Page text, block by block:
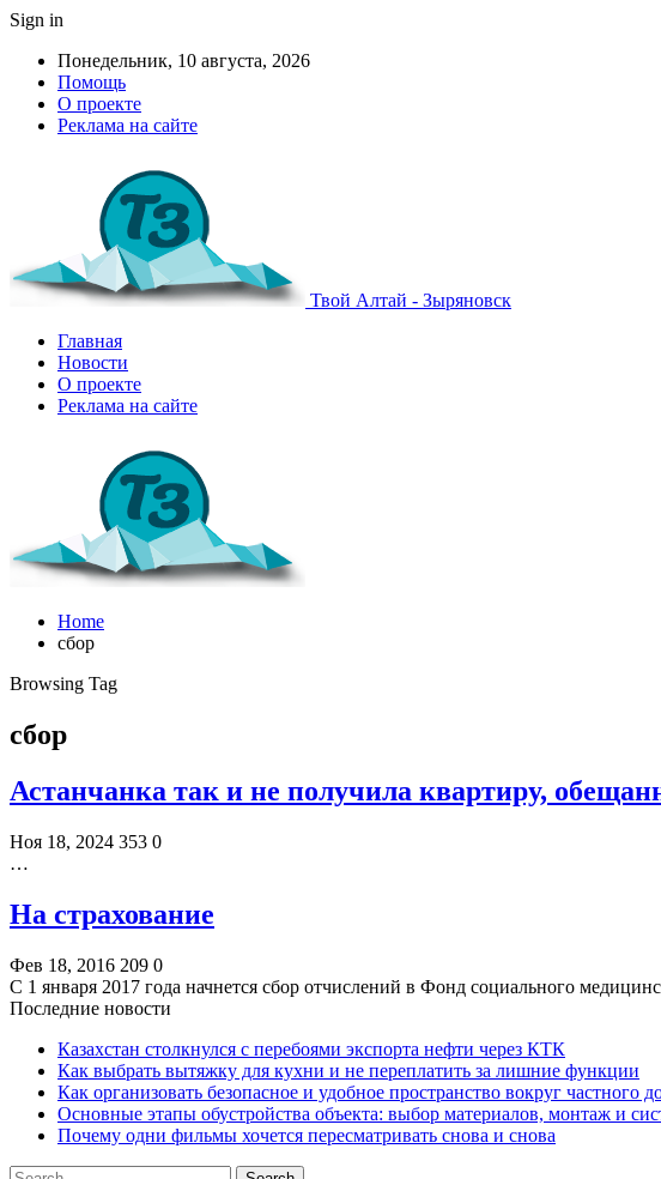
Sign in
Понедельник, 10 августа, 2026
Помощь
О проекте
Реклама на сайте
Твой Алтай - Зыряновск
Главная
Новости
О проекте
Реклама на сайте
Home
сбор
Browsing Tag
сбор
Астанчанка так и не получила квартиру,
Ноя 18, 2024 353 0
…
На страхование
Фев 18, 2016 209 0
С 1 января 2017 года начнется сбор отчислений в Фонд социального
Последние новости
Казахстан столкнулся с перебоями экспорта нефти через КТК
Как выбрать вытяжку для кухни и не переплатить за лишние функции
Как организовать безопасное и удобное пространство вокруг частного
Основные этапы обустройства объекта: выбор материалов, монтаж и
Почему одни фильмы хочется пересматривать снова и снова